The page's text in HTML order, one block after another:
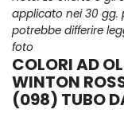
applicato nei 30 gg.
potrebbe differire
foto
COLORI AD
WINTON
(098) TUBO